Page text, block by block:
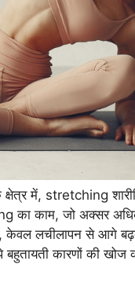
क्षेत्र में, stretching
का काम, जो अक्सर
केवल लचीलापन से आगे
कारणों की खोज